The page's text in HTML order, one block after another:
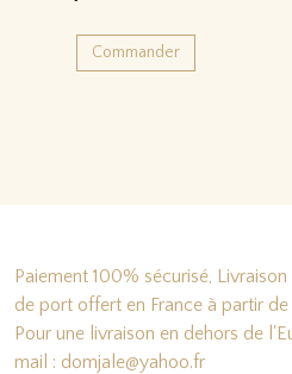
Commander
Paiement 100% sécurisé,
de port offert en France à partir
Pour une livraison en dehors de
mail : domjale@yahoo.fr